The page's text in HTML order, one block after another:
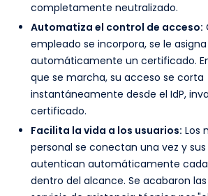
completamente neutralizado.
Automatiza el control de acceso:
empleado se incorpora, se le asigna
automáticamente un certificado.
que se marcha, su acceso se corta
instantáneamente desde el IdP,
certificado.
Facilita la vida a los usuarios: Los
personal se conectan una vez y sus
autentican automáticamente
dentro del alcance. Se acabaron